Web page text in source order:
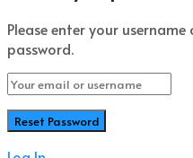
Please enter your
password.